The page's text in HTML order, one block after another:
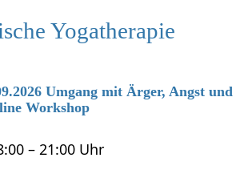
Yogatherapie
Umgang mit Ärger, Angst und
Workshop
– 21:00 Uhr